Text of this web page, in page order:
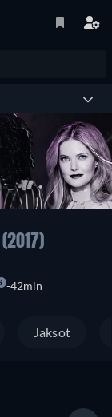
(2017)
42min
Jaksot